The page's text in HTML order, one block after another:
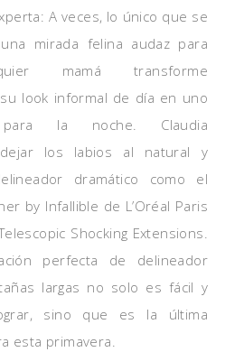
A veces, lo único que se
mirada felina audaz para
mamá transforme
look informal de día en uno
para la noche. Claudia
dejar los labios al natural y
dramático como el
by Infallible de L’Oréal Paris
Shocking Extensions.
perfecta de delineador
largas no solo es fácil y
sino que es la última
esta primavera.